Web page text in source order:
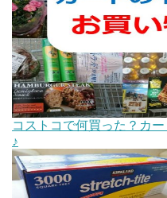
コストコで何買った？カ
♪